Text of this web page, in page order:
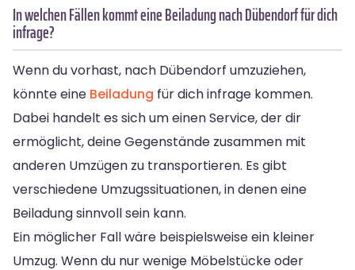
In welchen Fällen kommt eine Beiladung nach Dübendorf für dich
infrage?
Wenn du vorhast, nach Dübendorf umzuziehen,
könnte eine Beiladung für dich infrage kommen.
Dabei handelt es sich um einen Service, der dir
ermöglicht, deine Gegenstände zusammen mit
anderen Umzügen zu transportieren. Es gibt
verschiedene Umzugssituationen, in denen eine
Beiladung sinnvoll sein kann.
Ein möglicher Fall wäre beispielsweise ein kleiner
Umzug. Wenn du nur wenige Möbelstücke oder